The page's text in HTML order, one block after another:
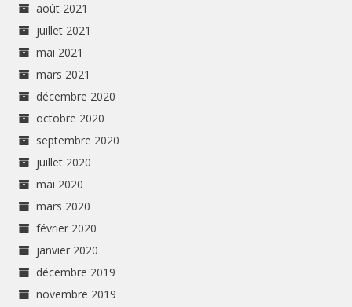
août 2021
juillet 2021
mai 2021
mars 2021
décembre 2020
octobre 2020
septembre 2020
juillet 2020
mai 2020
mars 2020
février 2020
janvier 2020
décembre 2019
novembre 2019